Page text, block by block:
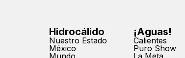
Hidrocálido
Nuestro Estado
México
¡Aguas!
Calientes
Puro Show